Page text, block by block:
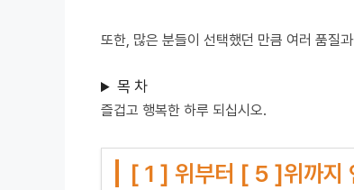
또한, 많은 분들이 선택했던 만큼 여러 품질
목 차
즐겁고 행복한 하루 되십시오.
[ 1 ] 위부터 [ 5 ]위까지